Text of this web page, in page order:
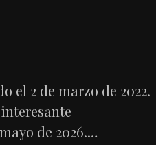
el 2 de marzo de 2022.
de 2026.…